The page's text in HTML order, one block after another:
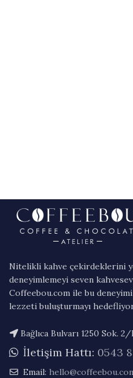
Nitelikli kahve çekirdeklerini
deneyimlemeyi seven
Coffeebou.com ile bu
lezzeti buluşturmayı
Bağlıca Bulvarı 1250 Sok.
İletişim Hattı: 0543
Email: